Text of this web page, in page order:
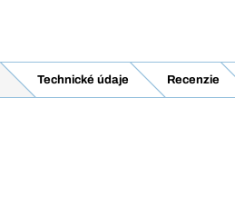
Technické údaje Recenzie